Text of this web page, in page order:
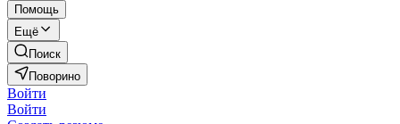
Помощь
Ещё
Поиск
Поворино
Войти
Войти